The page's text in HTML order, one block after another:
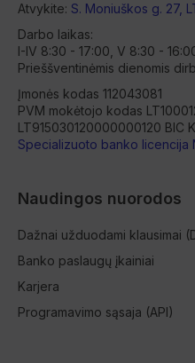
Atvykite: S. Moniuškos g. 27,
Darbo laikas:
I-IV 8:30 - 17:00, V 8:30 -
Prieššventinėmis dienomis
Įmonės kodas 112043081
PVM mokėtojo kodas
LT915030120000000120 BIC
Specializuoto banko licencija
Naudingos nuorodos
Dažnai užduodami klausimai
Banko paslaugų įkainiai
Karjera
Programavimo sąsaja (API)